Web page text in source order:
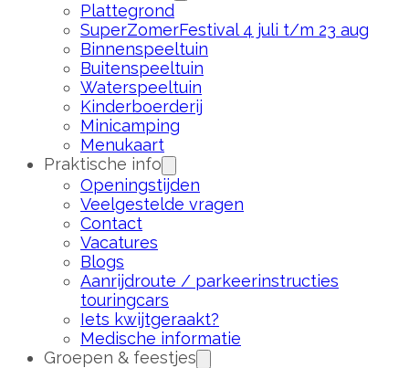
Plattegrond
SuperZomerFestival 4 juli t/m 23 aug
Binnenspeeltuin
Buitenspeeltuin
Waterspeeltuin
Kinderboerderij
Minicamping
Menukaart
Praktische info
Openingstijden
Veelgestelde vragen
Contact
Vacatures
Blogs
Aanrijdroute / parkeerinstructies
touringcars
Iets kwijtgeraakt?
Medische informatie
Groepen & feestjes